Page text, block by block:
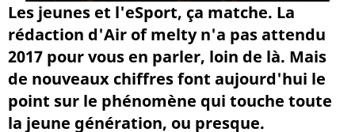
Les jeunes et l'eSport, ça matche. La
rédaction d'Air of melty n'a pas attendu
2017 pour vous en parler, loin de là. Mais
de nouveaux chiffres font aujourd'hui le
point sur le phénomène qui touche toute
la jeune génération, ou presque.